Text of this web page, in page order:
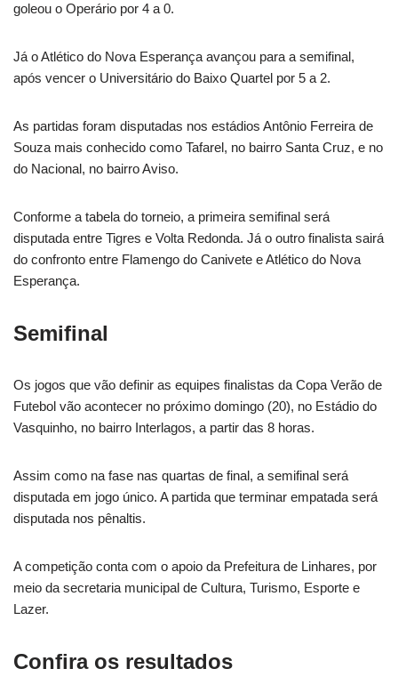
goleou o Operário por 4 a 0.
Já o Atlético do Nova Esperança avançou para a semifinal,
após vencer o Universitário do Baixo Quartel por 5 a 2.
As partidas foram disputadas nos estádios Antônio Ferreira de
Souza mais conhecido como Tafarel, no bairro Santa Cruz, e no
do Nacional, no bairro Aviso.
Conforme a tabela do torneio, a primeira semifinal será
disputada entre Tigres e Volta Redonda. Já o outro finalista sairá
do confronto entre Flamengo do Canivete e Atlético do Nova
Esperança.
Semifinal
Os jogos que vão definir as equipes finalistas da Copa Verão de
Futebol vão acontecer no próximo domingo (20), no Estádio do
Vasquinho, no bairro Interlagos, a partir das 8 horas.
Assim como na fase nas quartas de final, a semifinal será
disputada em jogo único. A partida que terminar empatada será
disputada nos pênaltis.
A competição conta com o apoio da Prefeitura de Linhares, por
meio da secretaria municipal de Cultura, Turismo, Esporte e
Lazer.
Confira os resultados